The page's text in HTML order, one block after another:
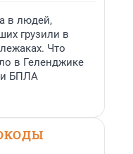
в людей,
грузили в
Что
в Геленджике
БПЛА